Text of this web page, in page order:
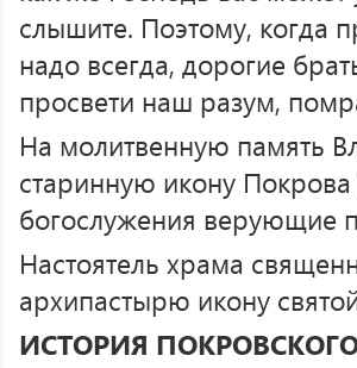
слышите. Поэтому, когда
надо всегда, дорогие
просвети наш разум,
На молитвенную память
старинную икону
богослужения верующие
Настоятель храма
архипастырю икону
ИСТОРИЯ